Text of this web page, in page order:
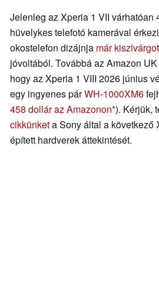
Jelenleg az Xperia 1 VII várhatóan
hüvelykes telefotó kamerával
okostelefon dizájnja már
jóvoltából. Továbbá az Amazon
hogy az Xperia 1 VIII 2026 június
egy ingyenes párWH-1000XM6
458 dollár az Amazonon ). Kérjük,
cikkünketa Sony által a következő
épített hardverek áttekintését.